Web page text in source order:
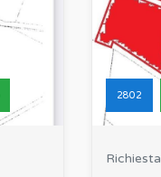
2802